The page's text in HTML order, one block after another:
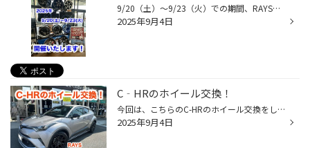
9/20（土）～9/23（火）での期間、RAYSフェア開催いたします！各ブランドの新作ホイールを中心に多数展示予定です。ぜひこの機会にご来店ください！ご成約特典もご用意しております！
2025年9月4日
C‐HRのホイール交換！
今回は、こちらのC-HRのホイール交換をしたのでご紹介します！ 装着するホイールはRAYS べルサス VV21S です。 サイズは19インチで、カラーはマットスーパーダークガンメタです。 マットな質感にVERSUSのマシニングロゴがワンポイントになっていてオシャレです！ 装着前 フラップ形状のエアロパーツ...
2025年9月4日